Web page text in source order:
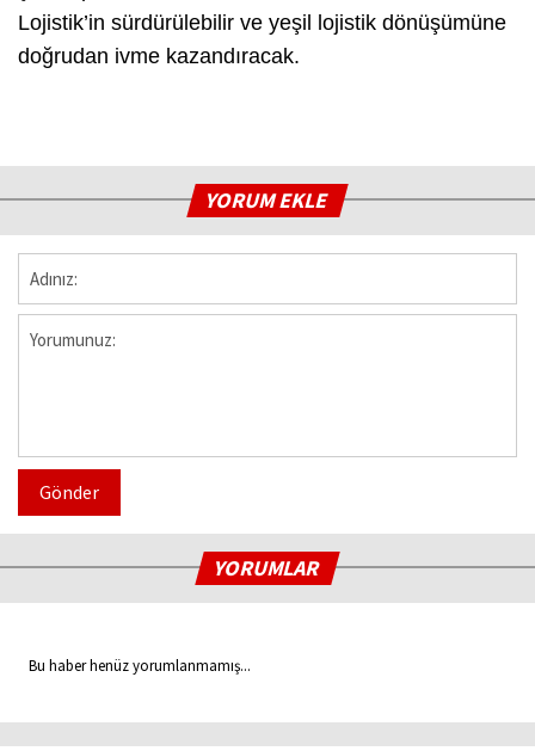
Lojistik’in sürdürülebilir ve yeşil lojistik dönüşümüne
doğrudan ivme kazandıracak.
YORUM EKLE
Gönder
YORUMLAR
Bu haber henüz yorumlanmamış...